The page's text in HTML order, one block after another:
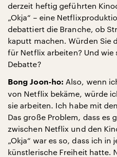
derzeit heftig geführten
„Okja“ – eine
debattiert die Branche, ob
kaputt machen. Würden Sie
für Netflix arbeiten? Und wie
Debatte?
Bong Joon-ho: Also, wenn
von Netflix bekäme, würde
sie arbeiten. Ich habe mit
Das große Problem, dass es
zwischen Netflix und den
„Okja“ war es so, dass ich in
künstlerische Freiheit hatte.